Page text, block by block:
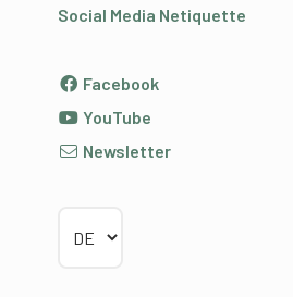
Social Media Netiquette
Facebook
YouTube
Newsletter